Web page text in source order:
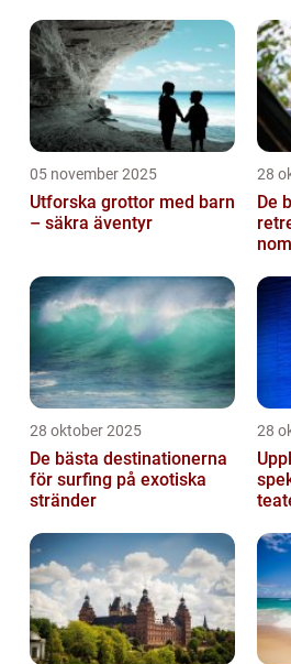
05 november 2025
Utforska grottor med barn
– säkra äventyr
28
De
28 oktober 2025
De bästa destinationerna
för surfing på exotiska
stränder
28